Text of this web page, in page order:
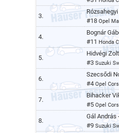
3.
#18 Opel
4.
Bognár
#11 Honda
5.
Hidvégi
#3 Suzuki
6.
Szecsődi
#4 Opel
7.
Bihacker
#5 Opel
8.
Gál András
#9 Suzuki